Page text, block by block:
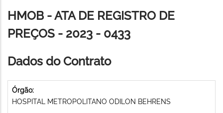
de
navegação
HMOB - ATA DE REGISTRO DE
PREÇOS - 2023 - 0433
Dados do Contrato
Órgão:
HOSPITAL METROPOLITANO ODILON BEHRENS